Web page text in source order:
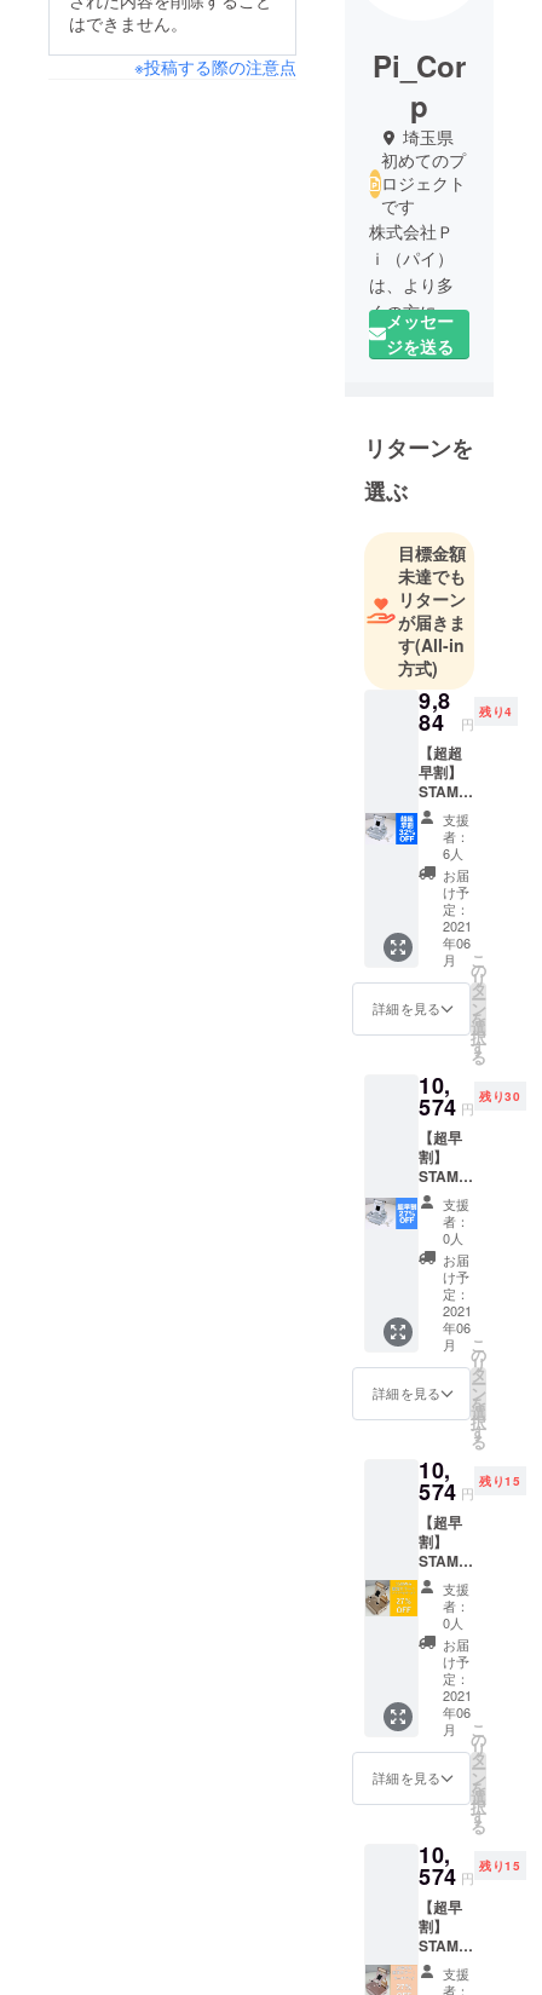
はできません。
※投稿する際の注意点
Pi_Cor
p
埼玉県
初めてのプ
ロジェクト
です
株式会社Ｐ
ｉ（パイ）
は、より多
くの方に生
活を豊かに
楽しく過ご
ガジェット
画・開発・
ります。
たくさんの
企業と協力
し、よりよ
い製品をご
支援者の皆
様にご提供
できるよう
日々励んで
参ります。
メッセー
ジを送る
リターンを
選ぶ
目標金額
未達でも
リターン
が届きま
す(All-in
方式)
9,8
84 円
残り4
【超超
早割】
STAMO
（シャ
イニー
シル
バー）1
【32％
OFF】
（限定
10個）
【同梱
物】 ・
STAMO
本体×1
ケーブ
ル×1
・取扱
説明書
×1 【カ
ラー】
こちら
のリ
ターン
品は
シャイ
ニーシ
ルバー
となり
ます。
※価格に
は消費
料500円
が含ま
れてい
ます。
※一般販
売価格
は
13,800
円(税込/
送料抜)
を予定
してお
りま
す。 ※
デザイ
ン・仕
様は変
更にな
す。予
めご了
承くだ
さい。
支援
者：
6人
お届
け予
定：
2021
年06
月
詳細を見る
こ
の
リ
タ
ー
ン
を
選
択
す
る
10,
574 円
残り30
【超早
割】
STAMO
1個
（シャ
イニー
シル
バー）
【27％
OFF】
（限定
30個）
【同梱
物】 ・
STAMO
本体×1
ケーブ
ル×1
・取扱
説明書
×1 【カ
ラー】
こちら
のリ
ターン
品は
シャイ
ニーシ
ルバー
となり
ます。
※価格に
は消費
料500円
が含ま
れてい
ます。
※一般販
売価格
は
13,800
円(税込/
支援
者：
0人
お届
け予
定：
2021
年06
月
詳細を見る
こ
の
リ
タ
ー
ン
を
選
択
す
る
10,
574 円
残り15
【超早
割】
STAMO
1個
（シャ
ンパン
ゴール
ド）
【27％
OFF】
（限定
15個）
【同梱
物】 ・
STAMO
本体×1
ケーブ
ル×1
・取扱
説明書
×1 【カ
ラー】
こちら
のリ
支援
者：
0人
お届
け予
定：
2021
年06
月
詳細を見る
こ
の
リ
タ
ー
ン
を
選
択
す
る
10,
574 円
残り15
【超早
割】
STAMO
1個
（シャ
支援
者：